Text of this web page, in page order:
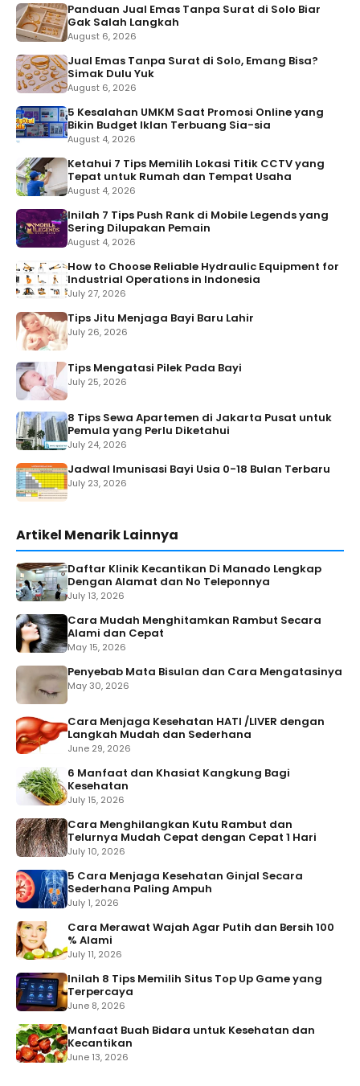
Panduan Jual Emas Tanpa Surat di Solo Biar
Gak Salah Langkah
August 6, 2026
Jual Emas Tanpa Surat di Solo, Emang Bisa?
Simak Dulu Yuk
August 6, 2026
5 Kesalahan UMKM Saat Promosi Online yang
Bikin Budget Iklan Terbuang Sia-sia
August 4, 2026
Ketahui 7 Tips Memilih Lokasi Titik CCTV yang
Tepat untuk Rumah dan Tempat Usaha
August 4, 2026
Inilah 7 Tips Push Rank di Mobile Legends yang
Sering Dilupakan Pemain
August 4, 2026
How to Choose Reliable Hydraulic Equipment for
Industrial Operations in Indonesia
July 27, 2026
Tips Jitu Menjaga Bayi Baru Lahir
July 26, 2026
Tips Mengatasi Pilek Pada Bayi
July 25, 2026
8 Tips Sewa Apartemen di Jakarta Pusat untuk
Pemula yang Perlu Diketahui
July 24, 2026
Jadwal Imunisasi Bayi Usia 0-18 Bulan Terbaru
July 23, 2026
Artikel Menarik Lainnya
Daftar Klinik Kecantikan Di Manado Lengkap
Dengan Alamat dan No Teleponnya
July 13, 2026
Cara Mudah Menghitamkan Rambut Secara
Alami dan Cepat
May 15, 2026
Penyebab Mata Bisulan dan Cara Mengatasinya
May 30, 2026
Cara Menjaga Kesehatan HATI /LIVER dengan
Langkah Mudah dan Sederhana
June 29, 2026
6 Manfaat dan Khasiat Kangkung Bagi
Kesehatan
July 15, 2026
Cara Menghilangkan Kutu Rambut dan
Telurnya Mudah Cepat dengan Cepat 1 Hari
July 10, 2026
5 Cara Menjaga Kesehatan Ginjal Secara
Sederhana Paling Ampuh
July 1, 2026
Cara Merawat Wajah Agar Putih dan Bersih 100
% Alami
July 11, 2026
Inilah 8 Tips Memilih Situs Top Up Game yang
Terpercaya
June 8, 2026
Manfaat Buah Bidara untuk Kesehatan dan
Kecantikan
June 13, 2026